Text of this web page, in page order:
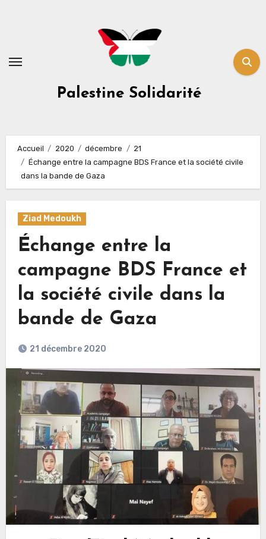
Palestine Solidarité
Accueil 2020 décembre
21
Échange entre la campagne BDS France et la société civile
dans la bande de Gaza
Ziad Medoukh
Échange entre la
campagne BDS France et
la société civile dans la
bande de Gaza
21 décembre 2020